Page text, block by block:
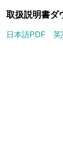
取扱説明書ダ
日本語PDF 英